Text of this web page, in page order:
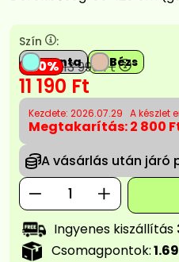
Szín
:
Menta
Bézs
20 13 990Ft
11 190 Ft
Kezdete: 2026.07.29 A készlet
Megtakarítás:2 800
A vásárlás után járó
Ingyenes kiszállítás
Csomagpontok: